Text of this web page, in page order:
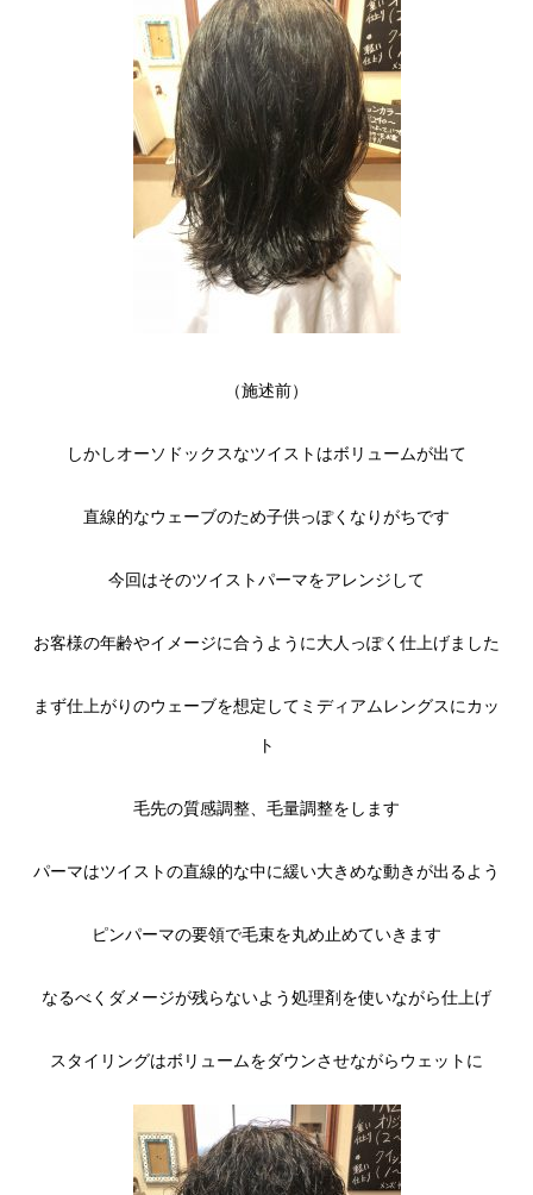
（施述前）
しかしオーソドックスなツイストはボリュームが出て
直線的なウェーブのため子供っぽくなりがちです
今回はそのツイストパーマをアレンジして
お客様の年齢やイメージに合うように大人っぽく仕上げました
まず仕上がりのウェーブを想定してミディアムレングスにカッ
ト
毛先の質感調整、毛量調整をします
パーマはツイストの直線的な中に緩い大きめな動きが出るよう
ピンパーマの要領で毛束を丸め止めていきます
なるべくダメージが残らないよう処理剤を使いながら仕上げ
スタイリングはボリュームをダウンさせながらウェットに